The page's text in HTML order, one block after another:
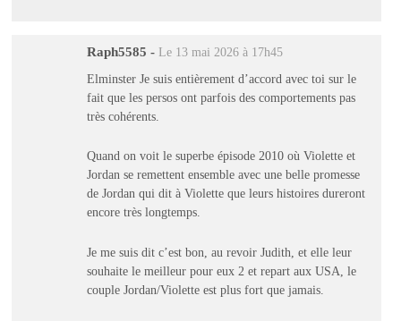
Raph5585 - Le 13 mai 2026 à 17h45
Elminster Je suis entièrement d’accord avec toi sur le
fait que les persos ont parfois des comportements pas
très cohérents.
Quand on voit le superbe épisode 2010 où Violette et
Jordan se remettent ensemble avec une belle promesse
de Jordan qui dit à Violette que leurs histoires dureront
encore très longtemps.
Je me suis dit c’est bon, au revoir Judith, et elle leur
souhaite le meilleur pour eux 2 et repart aux USA, le
couple Jordan/Violette est plus fort que jamais.